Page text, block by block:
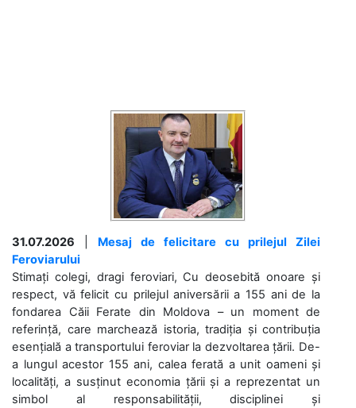
31.07.2026
Mesaj de felicitare cu prilejul Zilei
Feroviarului
Stimați colegi, dragi feroviari, Cu deosebită onoare și
respect, vă felicit cu prilejul aniversării a 155 ani de la
fondarea Căii Ferate din Moldova – un moment de
referință, care marchează istoria, tradiția și contribuția
esențială a transportului feroviar la dezvoltarea țării. De-
a lungul acestor 155 ani, calea ferată a unit oameni și
localități, a susținut economia țării și a reprezentat un
simbol al responsabilității, disciplinei și